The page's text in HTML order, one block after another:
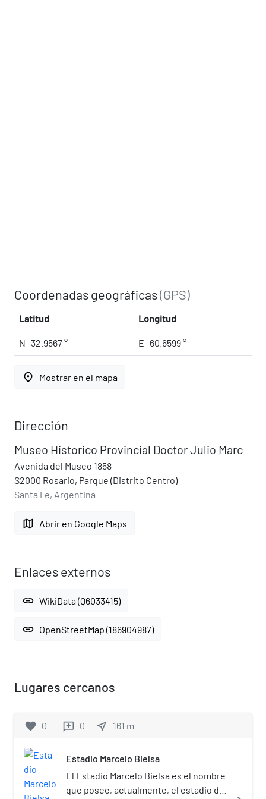
Coordenadas geográficas(GPS)
Latitud Longitud
N -32.9567 ° E -60.6599 °
place Mostrar en el mapa
Dirección
Museo Historico Provincial Doctor Julio Marc
Avenida del Museo 1858
S2000 Rosario, Parque (Distrito Centro)
Santa Fe, Argentina
map Abrir en Google Maps
Enlaces externos
link WikiData (Q6033415)
link OpenStreetMap (186904987)
Lugares cercanos
favorite 0 reviews 0 near_me 161 m
Estadio Marcelo Bielsa
El Estadio Marcelo Bielsa es el nombre
que posee, actualmente, el estadio del